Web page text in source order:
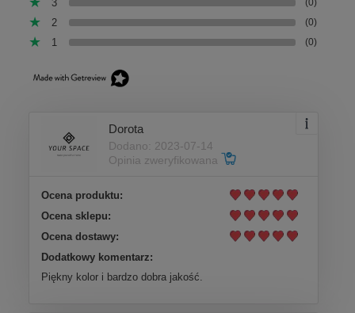
3
2 (0)
1 (0)
Dorota
Dodano: 2023-07-14
Opinia zweryfikowana
Ocena produktu:
Ocena sklepu:
Ocena dostawy:
Dodatkowy komentarz:
Piękny kolor i bardzo dobra jakość.